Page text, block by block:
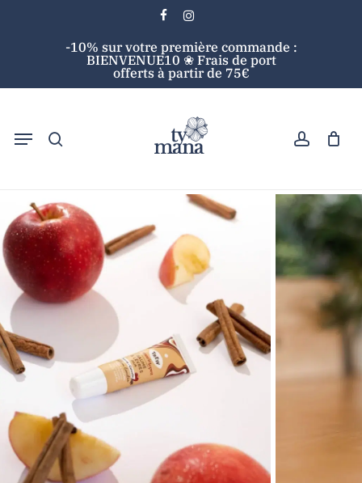
facebookinstagram
-10% sur votre première commande :
BIENVENUE10 ❀ Frais de port
offerts à partir de 75€
Menu
Cart
Accueil Soins visage Baume
Baume à